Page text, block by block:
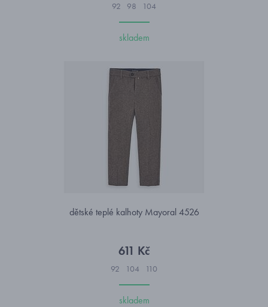
92 98 104
skladem
dětské teplé kalhoty Mayoral 4526
611 Kč
92 104 110
skladem